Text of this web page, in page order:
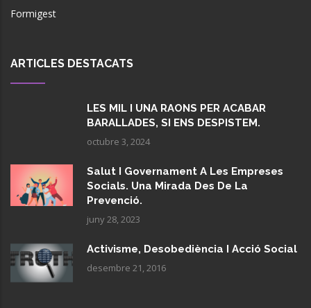
Formigest
ARTICLES DESTACATS
LES MIL I UNA RAONS PER ACABAR
BARALLADES, SI ENS DESPISTEM.
octubre 3, 2024
Salut I Governament A Les Empreses
Socials. Una Mirada Des De La
Prevenció.
juny 28, 2023
Activisme, Desobediència I Acció Social
desembre 21, 2016